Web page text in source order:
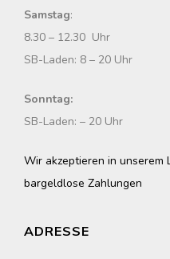
Samstag:
8.30 – 12.30 Uhr
SB-Laden: 8 – 20 Uhr
Sonntag:
SB-Laden: – 20 Uhr
Wir akzeptieren in unserem
bargeldlose Zahlungen
ADRESSE